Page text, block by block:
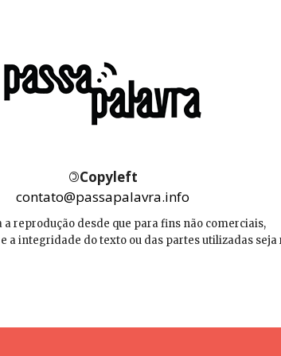
©Copyleft
contato@passapalavra.info
reprodução desde que para fins não comerciais,
a integridade do texto ou das partes utilizadas